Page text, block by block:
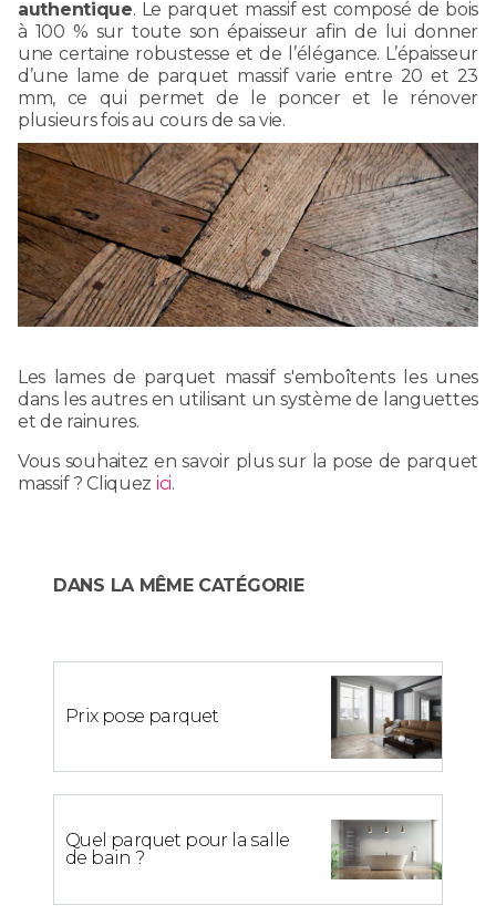
authentique. Le parquet massif est composé de bois
à 100 % sur toute son épaisseur afin de lui donner
une certaine robustesse et de l’élégance. L’épaisseur
d’une lame de parquet massif varie entre 20 et 23
mm, ce qui permet de le poncer et le rénover
plusieurs fois au cours de sa vie.
Les lames de parquet massif s'emboîtents les unes
dans les autres en utilisant un système de languettes
et de rainures.
Vous souhaitez en savoir plus sur la pose de parquet
massif ? Cliquez ici.
DANS LA MÊME CATÉGORIE
Prix pose parquet
Quel parquet pour la salle
de bain ?